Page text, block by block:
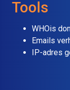
Tools
WHOis
Emails
IP-adres